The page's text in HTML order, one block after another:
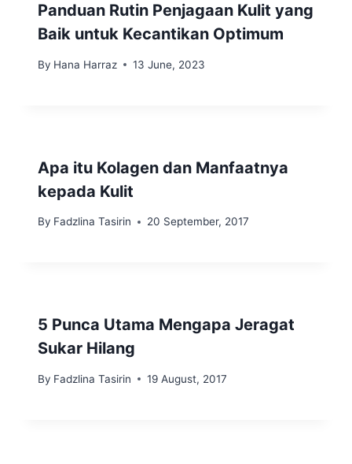
Panduan Rutin Penjagaan Kulit yang
Baik untuk Kecantikan Optimum
By Hana Harraz 13 June, 2023
Apa itu Kolagen dan Manfaatnya
kepada Kulit
By Fadzlina Tasirin 20 September, 2017
5 Punca Utama Mengapa Jeragat
Sukar Hilang
By Fadzlina Tasirin 19 August, 2017